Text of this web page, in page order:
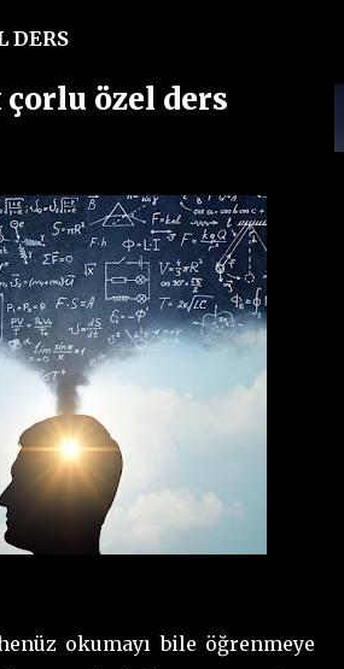
Ana içeriğe atla
DERS
İLE
YÜZ YÜZE ÖZEL
özel ders
okumayı bile öğrenmeye